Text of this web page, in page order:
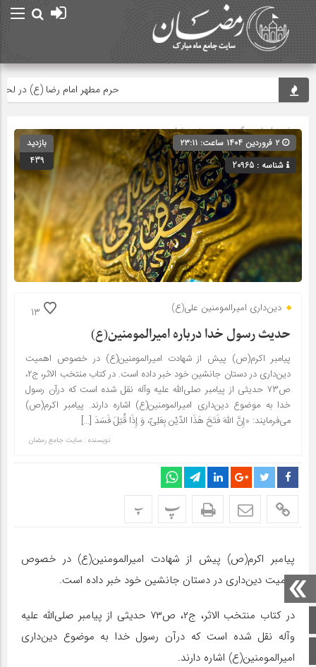
صفحه اصلی
اینستاگرام
حرم مطهر امام رضا (ع) در لحظه
صفحه اصلی» گروه »حدیث رمضان
شناسه : 20965
بازدید
439
13 دین‌داری امیرالمومنین علی(ع)
حدیث رسول خدا درباره امیرالمومنین(ع)
پیامبر اکرم(ص) پیش از شهادت امیرالمومنین(ع) در خصوص اهمیت
دین‌داری در دستان جانشین خود خبر داده است. در کتاب منتخب الاثر، ج۲،
ص۷۳ حدیثی از پیامبر صلی‌الله علیه وآله نقل شده است که درآن رسول
خدا به موضوع دین‌داری امیرالمومنین(ع) اشاره دارند. پیامبر اکرم(ص)
می‌فرمایند: «إِنَّ اللهَ فَتَحَ هَذَا الدّیْن بِعَلِیّ، وَ إِذَا قُتِلَ فَسَدَ […]
نویسنده : سایت جامع رمضان
پ پ
پیامبر اکرم(ص) پیش از شهادت امیرالمومنین(ع) در خصوص
اهمیت دین‌داری در دستان جانشین خود خبر داده است.
در کتاب منتخب الاثر، ج۲، ص۷۳ حدیثی از پیامبر صلی‌الله علیه
وآله نقل شده است که درآن رسول خدا به موضوع دین‌داری
امیرالمومنین(ع) اشاره دارند.